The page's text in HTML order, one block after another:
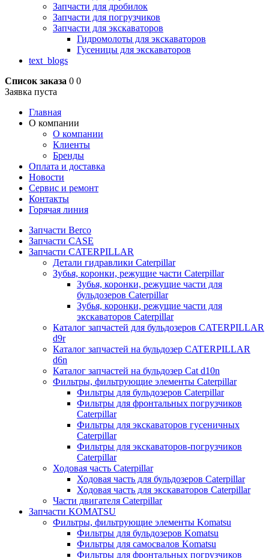
Запчасти для дробилок
Запчасти для погрузчиков
Запчасти для экскаваторов
Гидромолоты для экскаваторов
Гусеницы для экскаваторов
text_blogs
Список заказа 0 0
Заявка пуста
Главная
О компании
О компании
Клиенты
Бренды
Оплата и доставка
Новости
Сервис и ремонт
Контакты
Горячая линия
Запчасти Berco
Запчасти CASE
Запчасти CATERPILLAR
Детали гидравлики Caterpillar
Зубья, коронки, режущие части Caterpillar
Зубья, коронки, режущие части для
бульдозеров Caterpillar
Зубья, коронки, режущие части для
экскаваторов Caterpillar
Каталог запчастей для бульдозеров CATERPILLAR
d9r
Каталог запчастей на бульдозер CATERPILLAR
d6n
Каталог запчастей на бульдозер Сat d10n
Фильтры, фильтрующие элементы Caterpillar
Фильтры для бульдозеров Caterpillar
Фильтры для фронтальных погрузчиков
Caterpillar
Фильтры для экскаваторов гусеничных
Caterpillar
Фильтры для экскаваторов-погрузчиков
Caterpillar
Ходовая часть Caterpillar
Ходовая часть для бульдозеров Caterpillar
Ходовая часть для экскаваторов Caterpillar
Части двигателя Caterpillar
Запчасти KOMATSU
Фильтры, фильтрующие элементы Komatsu
Фильтры для бульдозеров Komatsu
Фильтры для самосвалов Komatsu
Фильтры для фронтальных погрузчиков